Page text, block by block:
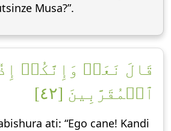
Musa?”.
قَالَ نَعَمۡ وَإِنَّكُمۡ
ٱلۡمُقَرَّبِينَ [٤٢]
ati: “Ego cane! Kandi